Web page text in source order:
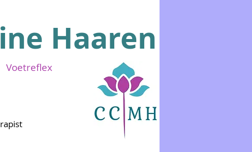
Haaren